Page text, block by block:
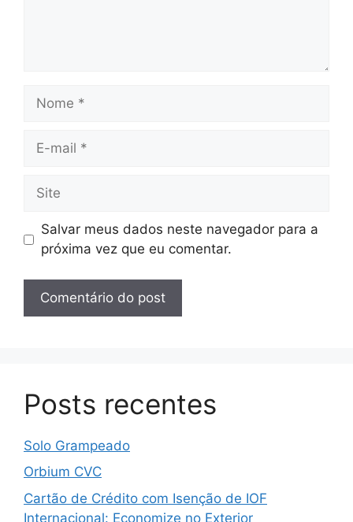
Nome
Site
Salvar meus dados neste navegador para a
próxima vez que eu comentar.
Posts recentes
Solo Grampeado
Orbium CVC
Cartão de Crédito com Isenção de IOF
Internacional: Economize no Exterior